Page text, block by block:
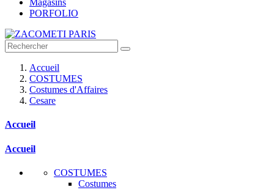
Magasins
PORFOLIO
Accueil
COSTUMES
Costumes d'Affaires
Cesare
Accueil
Accueil
COSTUMES
Costumes